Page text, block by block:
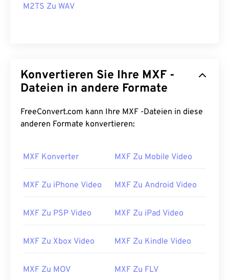
00 00
00 00
M2TS Zu WAV
Konvertieren Sie Ihre MXF -
Dateien in andere Formate
FreeConvert.com kann Ihre MXF -Dateien in diese
anderen Formate konvertieren:
MXF Konverter MXF Zu Mobile Video
MXF Zu iPhone Video MXF Zu Android Video
MXF Zu PSP Video MXF Zu iPad Video
MXF Zu Xbox Video MXF Zu Kindle Video
MXF Zu MOV MXF Zu FLV